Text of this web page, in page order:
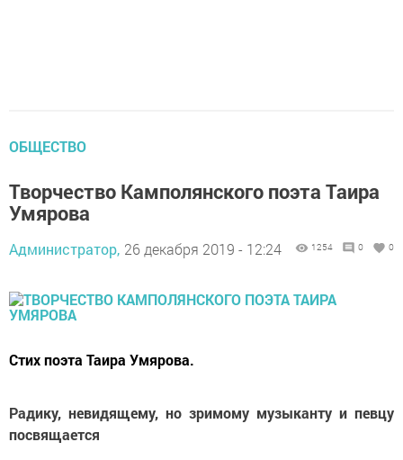
ОБЩЕСТВО
Творчество Камполянского поэта Таира
Умярова
Администратор, 26 декабря 2019 - 12:24 1254 0 0
Стих поэта Таира Умярова.
Радику, невидящему, но зримому музыканту и певцу
посвящается